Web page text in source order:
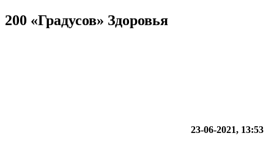
200 «Градусов» Здоровья
23-06-2021, 13:53